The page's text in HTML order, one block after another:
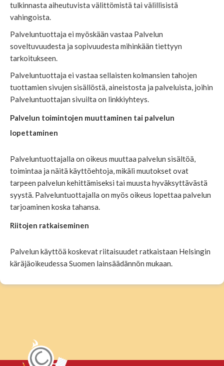
tulkinnasta aiheutuvista välittömistä tai välillisistä
vahingoista.
Palveluntuottaja ei myöskään vastaa Palvelun
soveltuvuudesta ja sopivuudesta mihinkään tiettyyn
tarkoitukseen.
Palveluntuottaja ei vastaa sellaisten kolmansien tahojen
tuottamien sivujen sisällöstä, aineistosta ja palveluista, joihin
Palveluntuottajan sivuilta on linkkiyhteys.
Palvelun toimintojen muuttaminen tai palvelun
lopettaminen
Palveluntuottajalla on oikeus muuttaa palvelun sisältöä,
toimintaa ja näitä käyttöehtoja, mikäli muutokset ovat
tarpeen palvelun kehittämiseksi tai muusta hyväksyttävästä
syystä. Palveluntuottajalla on myös oikeus lopettaa palvelun
tarjoaminen koska tahansa.
Riitojen ratkaiseminen
Palvelun käyttöä koskevat riitaisuudet ratkaistaan Helsingin
käräjäoikeudessa Suomen lainsäädännön mukaan.